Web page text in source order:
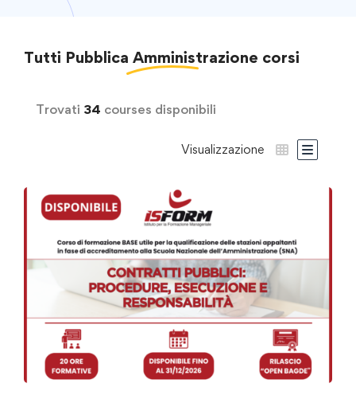
Tutti Pubblica Amministrazione corsi
Trovati 34 courses disponibili
Visualizzazione